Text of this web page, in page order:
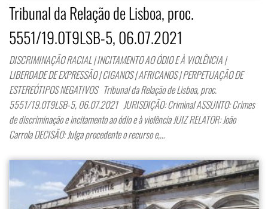
Tribunal da Relação de Lisboa, proc.
5551/19.0T9LSB-5, 06.07.2021
DISCRIMINAÇÃO RACIAL | INCITAMENTO AO ÓDIO E À VIOLÊNCIA |
LIBERDADE DE EXPRESSÃO | CIGANOS | AFRICANOS | PERPETUAÇÃO DE
ESTEREÓTIPOS NEGATIVOS Tribunal da Relação de Lisboa, proc.
5551/19.0T9LSB-5, 06.07.2021 JURISDIÇÃO: Criminal ASSUNTO: Crimes
de discriminação e incitamento ao ódio e à violência JUIZ RELATOR: João
Carrola DECISÃO: Julga procedente o recurso e,…